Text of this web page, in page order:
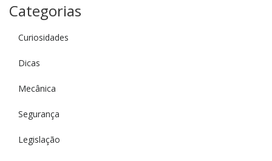
Categorias
Curiosidades
Dicas
Mecânica
Segurança
Legislação